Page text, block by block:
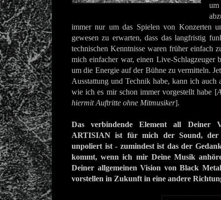
immer nur um das Spielen von Konzerten
gewesen zu erwarten, dass das langfristig
technischen Kenntnisse waren früher einfach
mich einfacher war, einen Live-Schlagzeuger
um die Energie auf der Bühne zu vermitteln.
Ausstattung und Technik habe, kann ich auch
wie ich es mir schon immer vorgestellt habe [
hiermit Auftritte ohne Mitmusiker].
Das verbindende Element all Deiner
ARTISIAN ist für mich der Sound,
unpoliert ist - zumindest ist das der
kommt, wenn ich mir Deine Musik
Deiner allgemeinen Vision von Black
vorstellen in Zukunft in eine andere